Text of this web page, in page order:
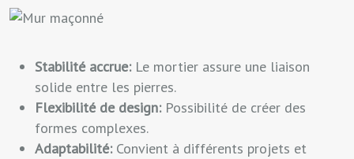
Stabilité accrue: Le mortier assure une liaison
solide entre les pierres.
Flexibilité de design: Possibilité de créer des
formes complexes.
Adaptabilité: Convient à différents projets et